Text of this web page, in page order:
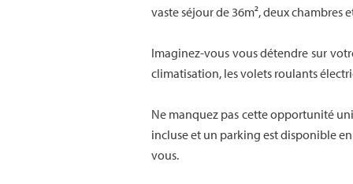
vaste séjour de 36m², deux
Imaginez-vous vous détendre sur
climatisation, les volets roulants
Ne manquez pas cette opportunité
incluse et un parking est disponible
vous.